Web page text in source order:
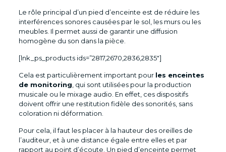
Le rôle principal d’un pied d’enceinte est de réduire les
interférences sonores causées par le sol, les murs ou les
meubles. Il permet aussi de garantir une diffusion
homogène du son dans la pièce.
[lnk_ps_products ids=”2817,2670,2836,2835″]
Cela est particulièrement important pour les enceintes
de monitoring , qui sont utilisées pour la production
musicale ou le mixage audio. En effet, ces dispositifs
doivent offrir une restitution fidèle des sonorités, sans
coloration ni déformation.
Pour cela, il faut les placer à la hauteur des oreilles de
l’auditeur, et à une distance égale entre elles et par
rapport au point d’écoute. Un pied d’enceinte permet